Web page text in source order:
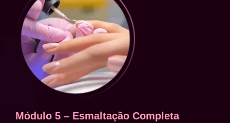
Módulo 5 – Esmaltação Completa